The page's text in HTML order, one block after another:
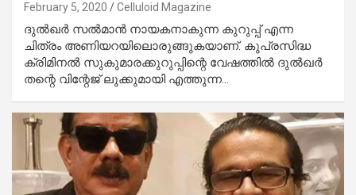
February 5, 2020 Celluloid Magazine
ദുല്‍ഖര്‍ സല്‍മാന്‍ നായകനാകുന്ന കുറുപ്പ് എന്ന
ചിത്രം അണിയറയിലൊരുങ്ങുകയാണ്. കുപ്രസിദ്ധ
ക്രിമിനല്‍ സുകുമാരക്കുറുപ്പിന്റെ വേഷത്തില്‍ ദുല്‍ഖര്‍
തന്റെ വിന്റേജ് ലുക്കുമായി എത്തുന്ന…